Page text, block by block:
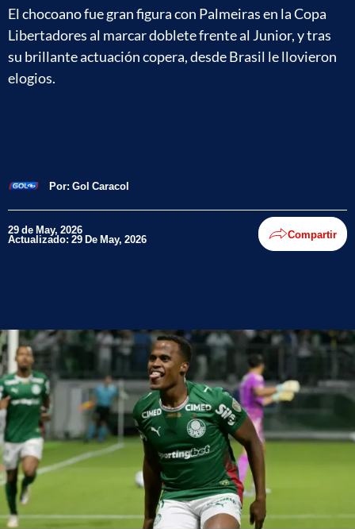
El chocoano fue gran figura con Palmeiras en la Copa
Libertadores al marcar doblete frente al Junior, y tras
su brillante actuación copera, desde Brasil le llovieron
elogios.
Por: Gol Caracol
29 de May, 2026
Actualizado: 29 De May, 2026 Compartir